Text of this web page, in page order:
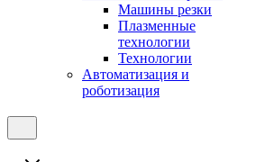
Машины резки
Плазменные
технологии
Технологии
Автоматизация и
роботизация